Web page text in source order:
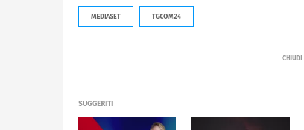
MEDIASET TGCOM24
SUGGERITI